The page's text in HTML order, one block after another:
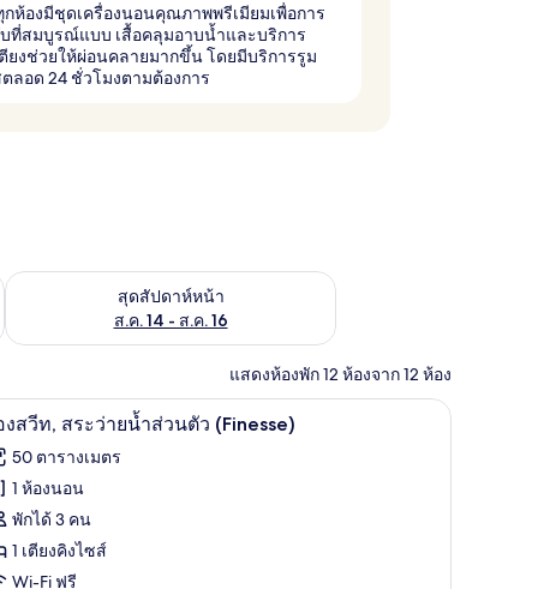
กห้องมีชุดเครื่องนอนคุณภาพพรีเมียมเพื่อการ
ที่สมบูรณ์แบบ เสื้อคลุมอาบน้ำและบริการ
ตียงช่วยให้ผ่อนคลายมากขึ้น โดยมีบริการรูม
ลอด 24 ชั่วโมงตามต้องการ
ส.ค. 7 - ส.ค. 9สุดสัปดาห์หน้า
ส.ค. 14 - ส.ค. 16
ตรวจสอบจำนวนห้องพักว่างในสุดสัปดาห์หน้า ส.ค. 14 - ส.ค. 16
แสดงห้องพัก 12 ห้องจาก 12 ห้อง
| เครื่องนอนระดับพรีเมียม, มินิบาร์, ตู้นิรภัยในห้องพัก, เตารีด/โต๊ะรีดผ้า
พถ่าย
หมด
ง
ง
ห้องสวีท, สระว่ายน้ำส่วนตัว (Finesse) | เครื่
8
งสวีท, สระว่ายน้ำส่วนตัว (Finesse)
50 ตารางเมตร
1 ห้องนอน
พักได้ 3 คน
1 เตียงคิงไซส์
Wi-Fi ฟรี